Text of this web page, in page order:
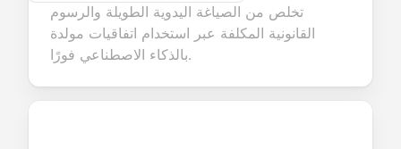
تخلص من الصياغة اليدوية الطويلة والرسوم
القانونية المكلفة عبر استخدام اتفاقيات مولدة
بالذكاء الاصطناعي فورًا.